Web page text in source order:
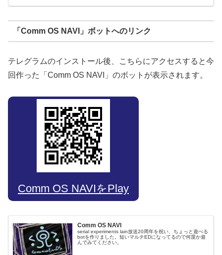
「Comm OS NAVI」ボットへのリンク
テレグラムのインストール後、こちらにアクセスすると今
回作った「Comm OS NAVI」のボットが表示されます。
Comm OS NAVIをPlay
Comm OS NAVI
serial experiments lain放送20周年を祝い、ちょっと遊べる
botを作りました。短いマルチEDになってるので何度か遊
んでみてください。